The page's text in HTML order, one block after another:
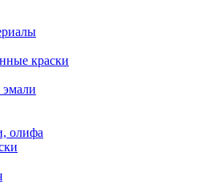
краски
эмали
олифа